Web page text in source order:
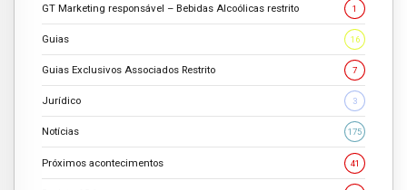
GT Marketing responsável – Bebidas Alcoólicas restrito 1
Guias 16
Guias Exclusivos Associados Restrito 7
Jurídico 3
Notícias 175
Próximos acontecimentos 41